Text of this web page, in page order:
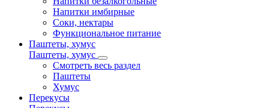
Напитки имбирные
Соки, нектары
Функциональное питание
Паштеты, хумус
Паштеты, хумус
Смотреть весь раздел
Паштеты
Хумус
Перекусы